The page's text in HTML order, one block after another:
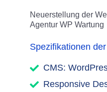
Neuerstellung der
Agentur WP Wartung
Spezifikationen
CMS:
Responsive